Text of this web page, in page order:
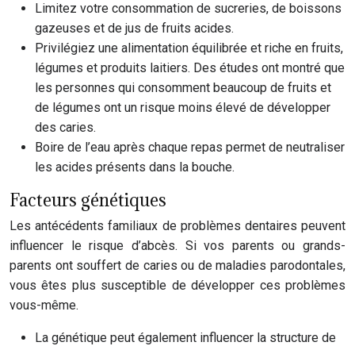
Limitez votre consommation de sucreries, de boissons
gazeuses et de jus de fruits acides.
Privilégiez une alimentation équilibrée et riche en fruits,
légumes et produits laitiers. Des études ont montré que
les personnes qui consomment beaucoup de fruits et
de légumes ont un risque moins élevé de développer
des caries.
Boire de l’eau après chaque repas permet de neutraliser
les acides présents dans la bouche.
Facteurs génétiques
Les antécédents familiaux de problèmes dentaires peuvent
influencer le risque d’abcès. Si vos parents ou grands-
parents ont souffert de caries ou de maladies parodontales,
vous êtes plus susceptible de développer ces problèmes
vous-même.
La génétique peut également influencer la structure de